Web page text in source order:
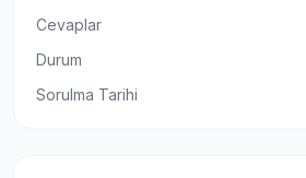
Cevaplar
Durum
Sorulma Tarihi